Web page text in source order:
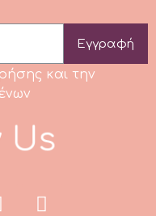
Εγγραφή
και την
Us